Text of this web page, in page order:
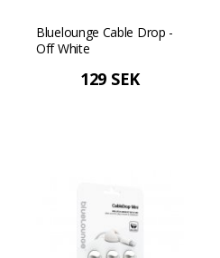
Bluelounge Cable Drop -
Off White
129 SEK